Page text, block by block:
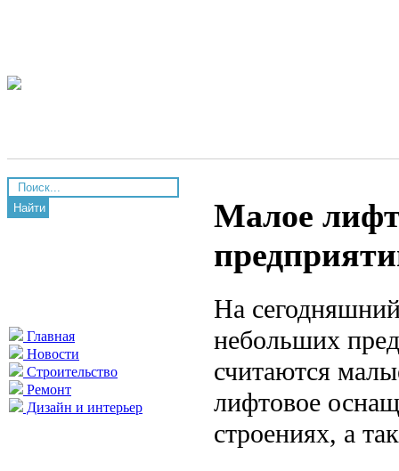
Найти
Главная
Новости
Строительство
Ремонт
Дизайн и интерьер
Малое
На
небольших
считаются
лифтовое
строениях, а